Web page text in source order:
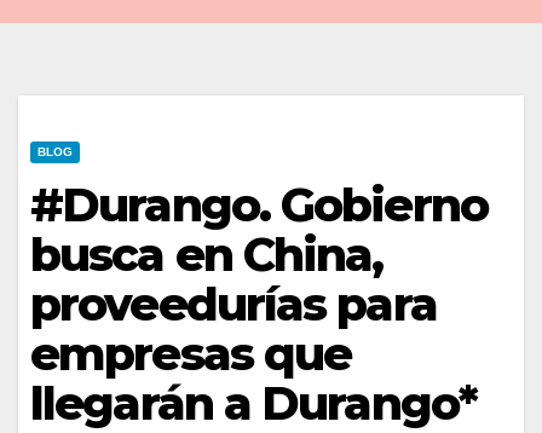
BLOG
#Durango. Gobierno
busca en China,
proveedurías para
empresas que
llegarán a Durango*